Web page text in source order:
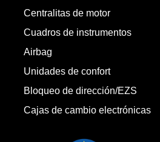
Centralitas de motor
Cuadros de instrumentos
Airbag
Unidades de confort
Bloqueo de dirección/EZS
Cajas de cambio electrónicas